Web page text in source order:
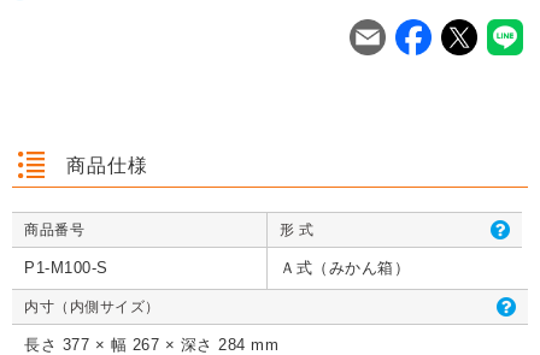
クッション封筒（ネ
コポス最大）※A4
不可
1枚 21.1円～
【広告入】宅配120
サイズ 段ボール箱
（高さ3段階変更可
価格※
【宅配80サイズ】定
番段ボール箱（DA0
04）
【広告入
1枚 40.4
クッション封筒（ネ
コポス最大）※A4
不可
1枚 21.1円～
【広告入】宅配60サ
【広告入】宅配120
サイズ 段ボール箱
04）
1枚 71.9
クッション封筒（ネ
不可
1枚 21.1円～
【広告入】宅配60サ
【宅配80サイズ】定
1枚 40.4
商品仕様
商品番号 形 式
P1-M100-S Ａ式（みかん箱）
内寸（内側サイズ）
長さ 377 × 幅 267 × 深さ 284 mm